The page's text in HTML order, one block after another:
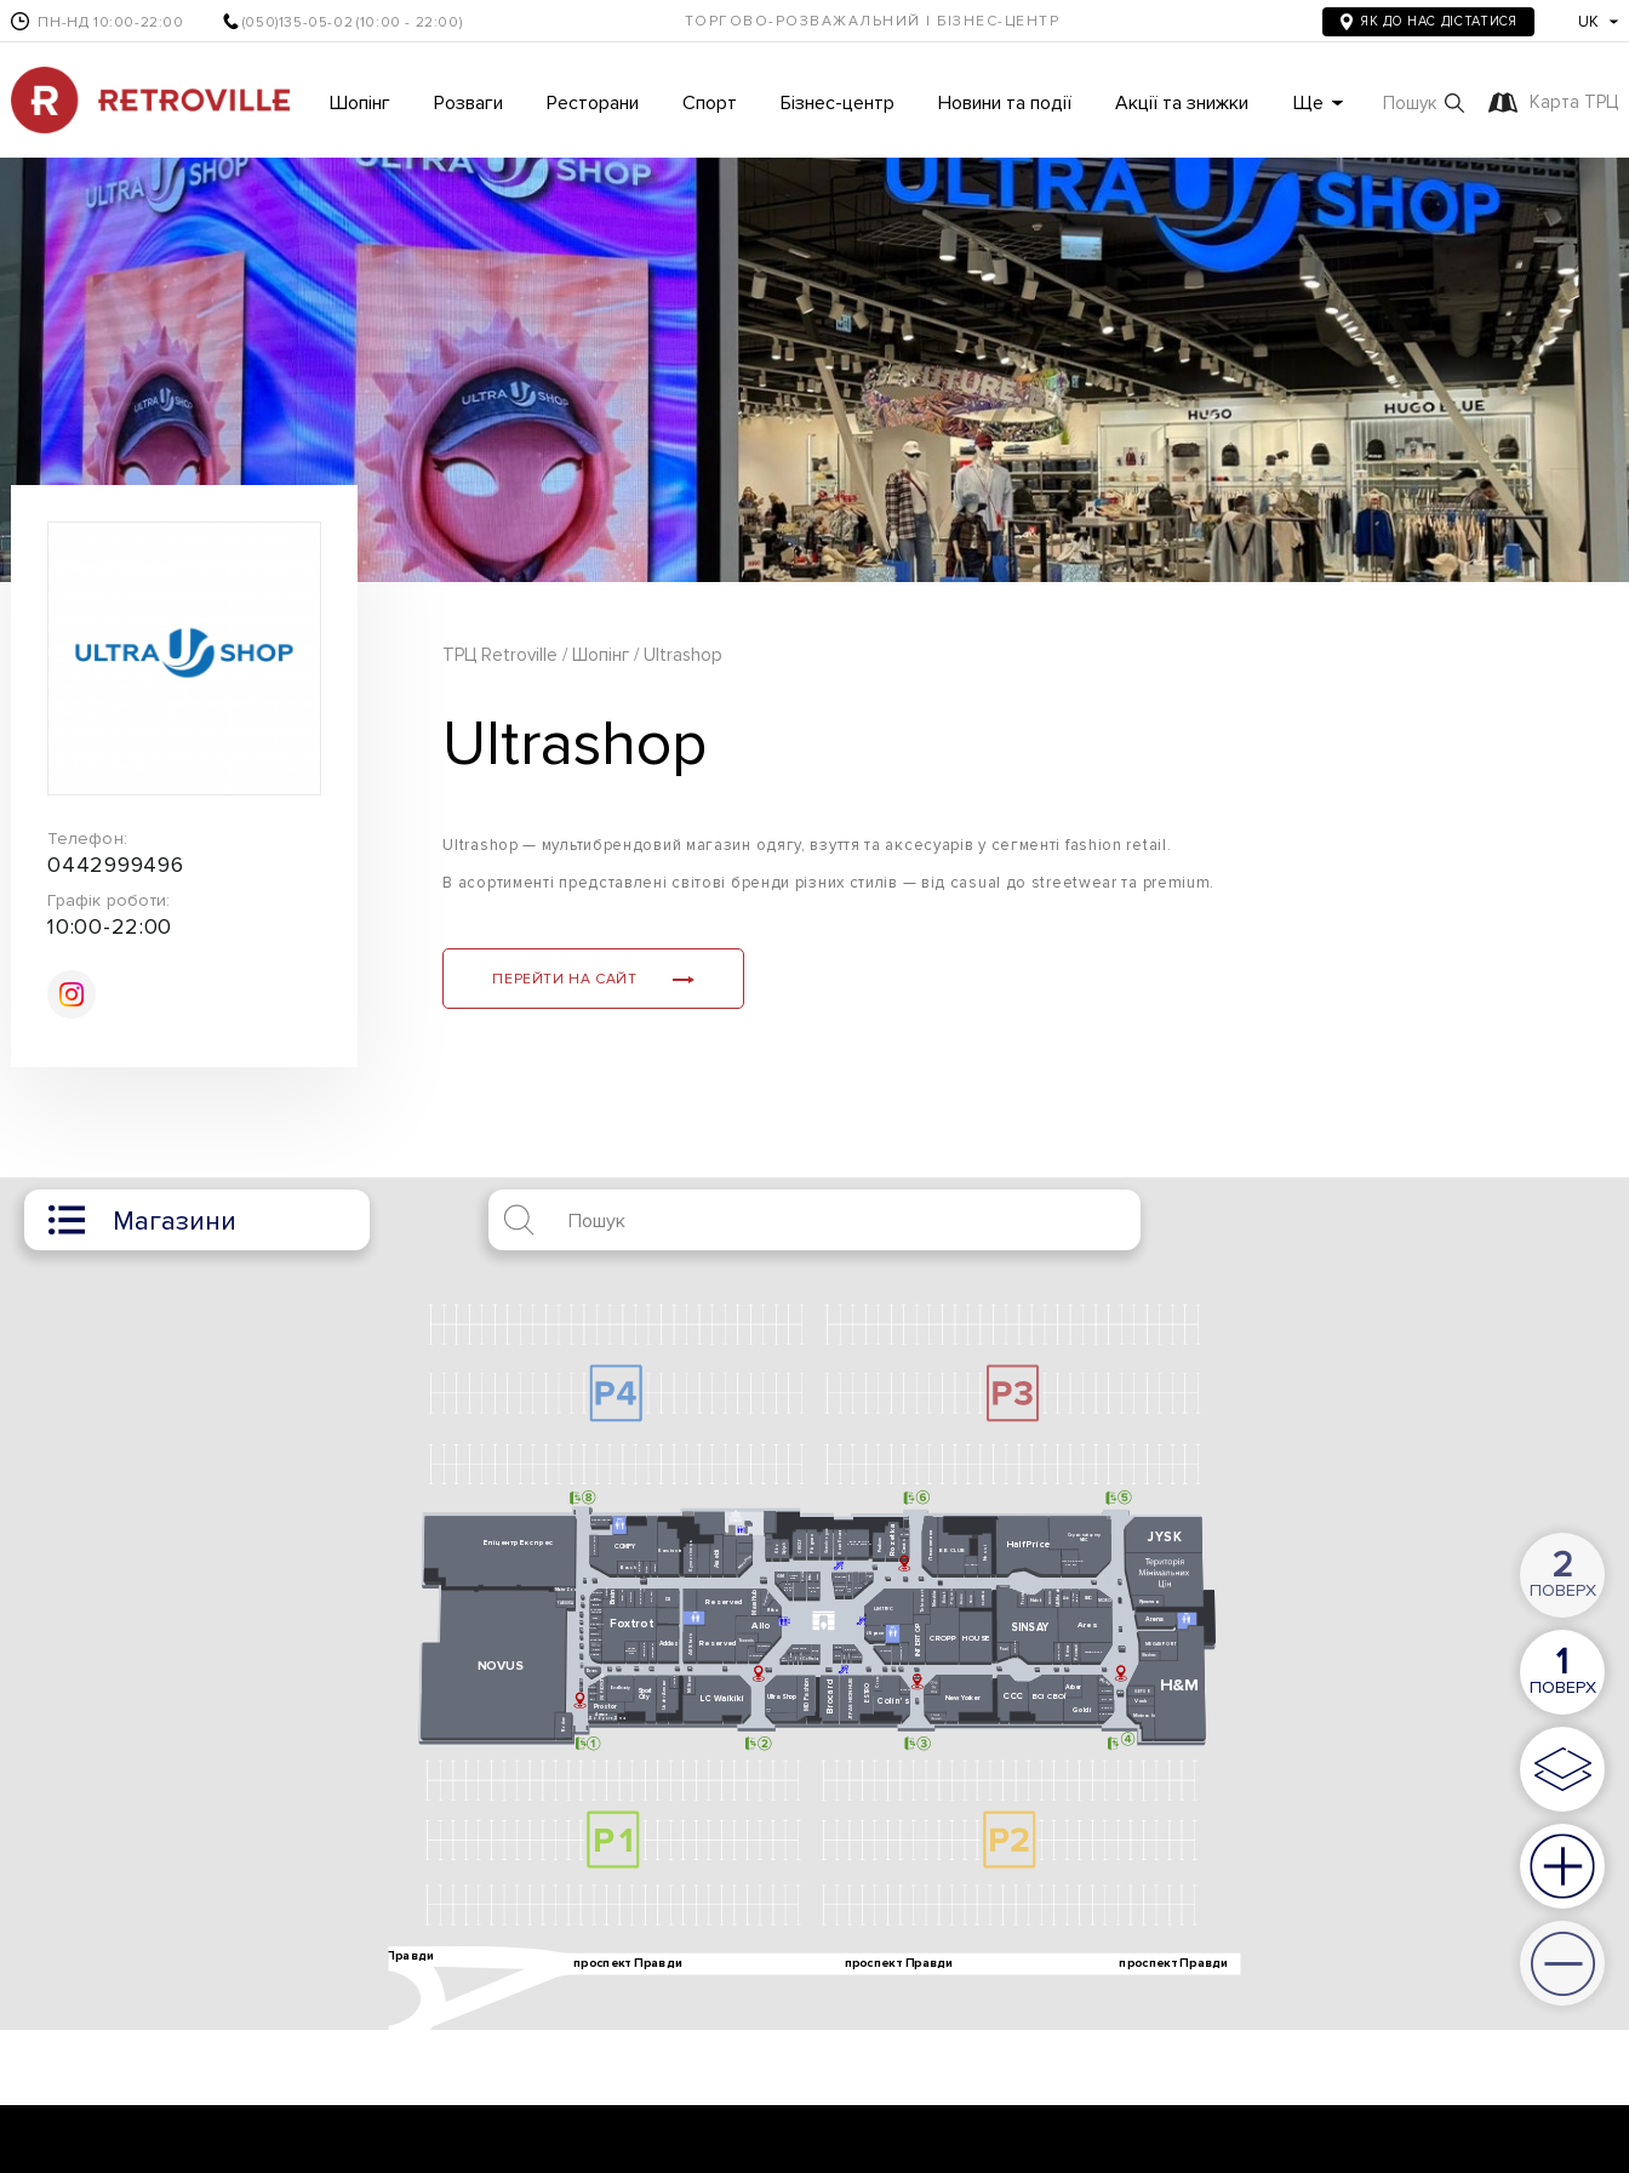
ПН-НД 10:00-22:00 (050)135-05-02 (10:00 - 22:00) ТОРГОВО-РОЗВАЖАЛЬНИЙ І БІЗНЕС-ЦЕНТР ЯК ДО НАС ДІСТАТИСЯ UK
Шопінг Розваги Ресторани Спорт Бізнес-центр Новини та події Акції та знижки Ще Пошук Карта ТРЦ
Телефон:
0442999496
Графік роботи:
10:00-22:00
ТРЦ Retroville Шопінг Ultrashop
Ultrashop
Ultrashop — мультибрендовий магазин одягу, взуття та аксесуарів у сегменті fashion retail.
В асортименті представлені світові бренди різних стилів — від casual до streetwear та premium.
ПЕРЕЙТИ НА САЙТ